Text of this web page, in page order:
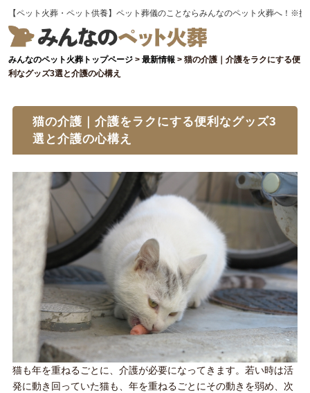
【ペット火葬・ペット供養】ペット葬儀のことならみんなのペット火葬へ！※
みんなのペット火葬トップページ >最新情報 >猫の介護｜介護をラクにする便
利なグッズ3選と介護の心構え
猫の介護｜介護をラクにする便利なグッズ3
選と介護の心構え
猫も年を重ねるごとに、介護が必要になってきます。若い時は活
発に動き回っていた猫も、年を重ねるごとにその動きを弱め、次